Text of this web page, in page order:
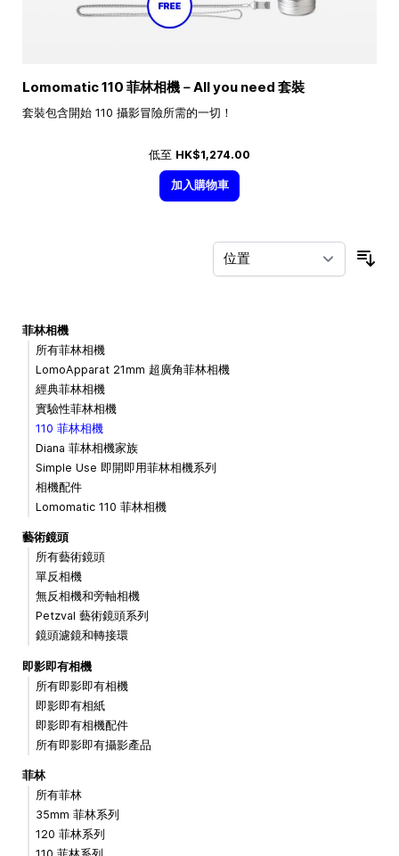
Lomomatic 110 菲林相機－All you need 套裝
套裝包含開始 110 攝影冒險所需的一切！
低至 HK$1,274.00
加入購物車
菲林相機
所有菲林相機
LomoApparat 21mm 超廣角菲林相機
經典菲林相機
實驗性菲林相機
110 菲林相機
Diana 菲林相機家族
Simple Use 即開即用菲林相機系列
相機配件
Lomomatic 110 菲林相機
藝術鏡頭
所有藝術鏡頭
單反相機
無反相機和旁軸相機
Petzval 藝術鏡頭系列
鏡頭濾鏡和轉接環
即影即有相機
所有即影即有相機
即影即有相紙
即影即有相機配件
所有即影即有攝影產品
菲林
所有菲林
35mm 菲林系列
120 菲林系列